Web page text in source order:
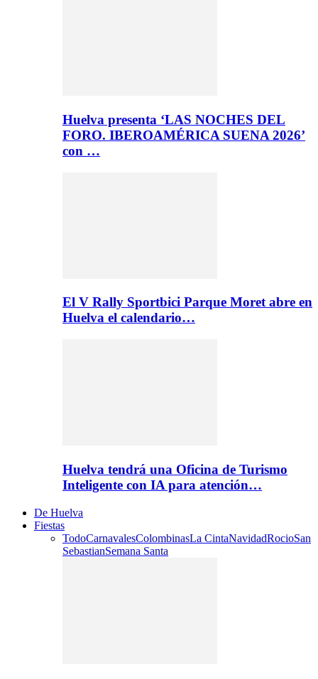
Huelva presenta ‘LAS NOCHES DEL
FORO. IBEROAMÉRICA SUENA 2026’
con …
El V Rally Sportbici Parque Moret abre en
Huelva el calendario…
Huelva tendrá una Oficina de Turismo
Inteligente con IA para atención…
De Huelva
Fiestas
TodoCarnavalesColombinasLa CintaNavidadRocioSan
SebastianSemana Santa